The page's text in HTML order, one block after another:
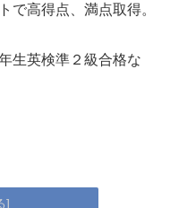
で高得点、満点取得。
生英検準２級合格な